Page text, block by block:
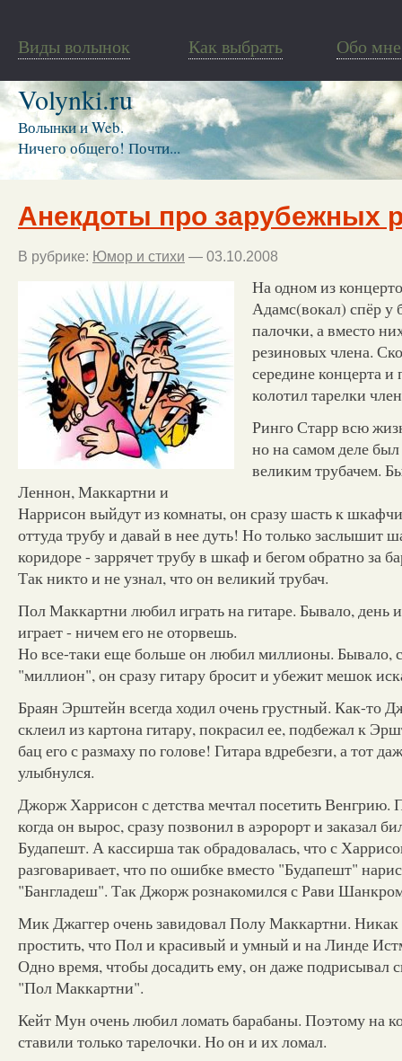
Виды волынок Как выбрать Обо мне
Volynki.ru
Волынки и Web.
Ничего общего! Почти...
Анекдоты про зарубежных
В рубрике: Юмор и стихи — 03.10.2008
На одном из
Адамс(вокал) спёр у
палочки, а вместо
резиновых члена.
середине концерта
колотил тарелки
Ринго Старр всю
но на самом деле был
великим трубачем.
Леннон, Маккартни и
Наррисон выйдут из комнаты, он сразу шасть к
оттуда трубу и давай в нее дуть! Но только заслышит
коридоре - заррячет трубу в шкаф и бегом обратно за
Так никто и не узнал, что он великий трубач.
Пол Маккартни любил играть на гитаре. Бывало, день
играет - ничем его не оторвешь.
Но все-таки еще больше он любил миллионы. Бывало,
"миллион", он сразу гитару бросит и убежит мешок
Браян Эрштейн всегда ходил очень грустный. Как-то
склеил из картона гитару, покрасил ее, подбежал к
бац его с размаху по голове! Гитара вдребезги, а тот
улыбнулся.
Джорж Харрисон с детства мечтал посетить Венгрию.
когда он вырос, сразу позвонил в аэророрт и заказал
Будапешт. А кассирша так обрадовалась, что с
разговаривает, что по ошибке вместо "Будапешт"
"Бангладеш". Так Джорж рознакомился с Рави
Мик Джаггер очень завидовал Полу Маккартни. Никак
простить, что Пол и красивый и умный и на Линде
Одно время, чтобы досадить ему, он даже подрисывал
"Пол Маккартни".
Кейт Мун очень любил ломать барабаны. Поэтому на
ставили только тарелочки. Но он и их ломал.